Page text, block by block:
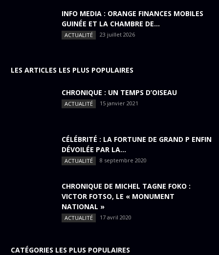
INFO MEDIA : ORANGE FINANCES MOBILES
GUINÉE ET LA CHAMBRE DE...
ACTUALITÉ 23 juillet 2026
LES ARTICLES LES PLUS POPULAIRES
CHRONIQUE : UN TEMPS D’OISEAU
ACTUALITÉ 15 janvier 2021
CÉLÉBRITÉ : LA FORTUNE DE GRAND P ENFIN
DÉVOILÉE PAR LA...
ACTUALITÉ 8 septembre 2020
CHRONIQUE DE MICHEL TAGNE FOKO :
VICTOR FOTSO, LE « MONUMENT
NATIONAL »
ACTUALITÉ 17 avril 2020
CATÉGORIES LES PLUS POPULAIRES